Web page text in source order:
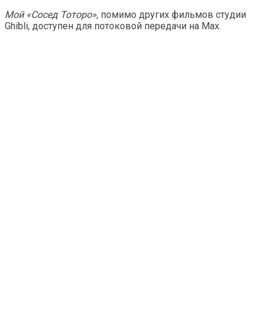
Мой «Сосед Тоторо», помимо других фильмов студии
Ghibli, доступен для потоковой передачи на Max.